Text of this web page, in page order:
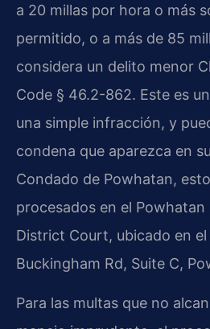
a 20 millas por hora o más
permitido, o a más de 85
considera un delito menor
Code § 46.2-862. Este es
una simple infracción, y
condena que aparezca en
Condado de Powhatan,
procesados en el Powhatan
District Court, ubicado en
Buckingham Rd, Suite C,
Para las multas que no